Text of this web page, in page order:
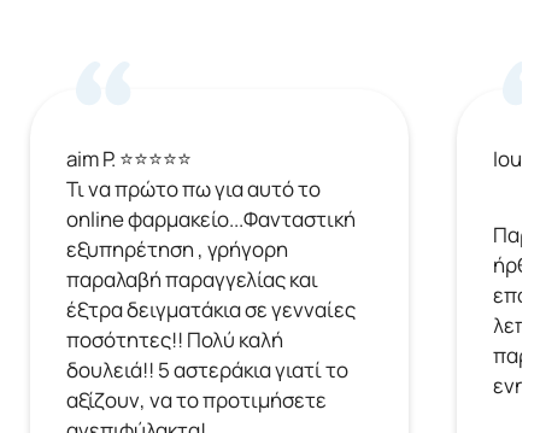
aim P. ⭐⭐⭐⭐⭐
Τι να πρώτο πω για αυτό το
online φαρμακείο...Φανταστική
εξυπηρέτηση , γρήγορη
παραλαβή παραγγελίας και
έξτρα δειγματάκια σε γενναίες
ποσότητες!! Πολύ καλή
δουλειά!! 5 αστεράκια γιατί το
αξίζουν, να το προτιμήσετε
Ioulia